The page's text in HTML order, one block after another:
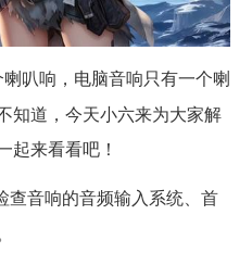
喇叭响，电脑音响只有一个喇
知道，今天小六来为大家解
起来看看吧！
查音响的音频输入系统、首